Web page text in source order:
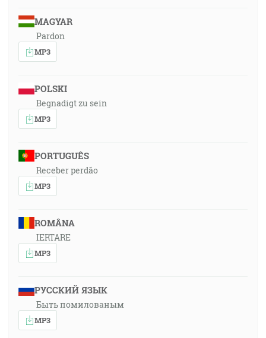
MAGYAR
Pardon
MP3
POLSKI
Begnadigt zu sein
MP3
PORTUGUÊS
Receber perdão
MP3
ROMÂNA
IERTARE
MP3
РУССКИЙ ЯЗЫК
Быть помилованым
MP3